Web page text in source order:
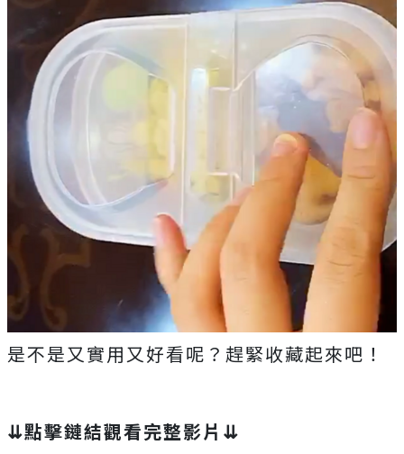
是不是又實用又好看呢？趕緊收藏起來吧！
⇊點擊鏈結觀看完整影片⇊